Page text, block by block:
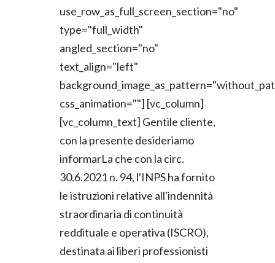
use_row_as_full_screen_section="no"
type="full_width"
angled_section="no"
text_align="left"
css_animation=""] [vc_column]
[vc_column_text] Gentile cliente,
con la presente desideriamo
informarLa che con la circ.
30.6.2021 n. 94, l'INPS ha fornito
le istruzioni relative all'indennità
straordinaria di continuità
reddituale e operativa (ISCRO),
destinata ai liberi professionisti